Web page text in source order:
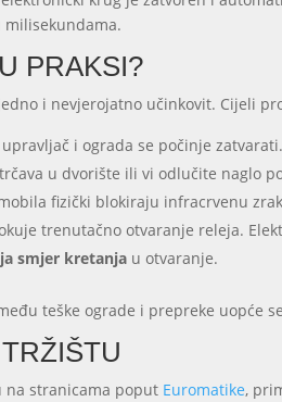
PRAKSI?
i nevjerojatno učinkovit. Cijeli
i ograda se počinje zatvarati.
u dvorište ili vi odlučite naglo
fizički blokiraju infracrvenu
trenutačno otvaranje releja.
smjer kretanja u otvaranje.
teške ograde i prepreke uopće
na stranicama poput Euromatike,